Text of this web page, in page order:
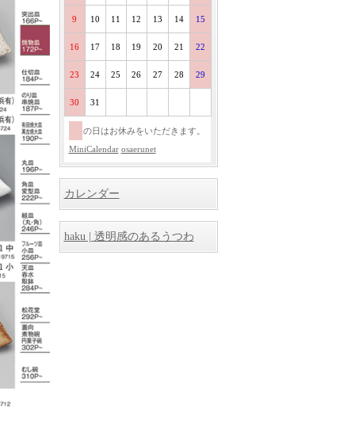
9 10 11 12 13 14 15
16 17 18 19 20 21 22
23 24 25 26 27 28 29
30 31
の日はお休みをいただきます。
MiniCalendar osaerunet
カレンダー
haku | 透明感のあるうつわ